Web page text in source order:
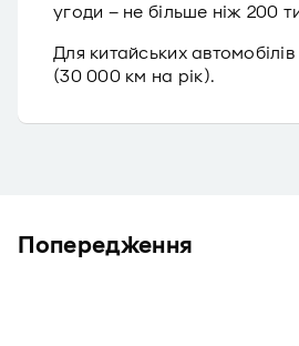
угоди – не більше ніж 200
Для китайських
(30 000 км на рік).
Попередження